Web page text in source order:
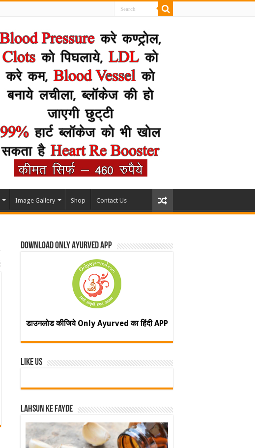
Image Gallery Shop Contact Us
Download Only Ayurved App
डाउनलोड कीजिये Only Ayurved का हिंदी APP
Like Us
Lahsun ke fayde